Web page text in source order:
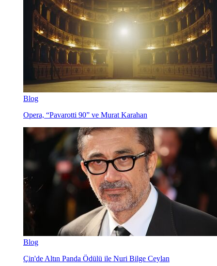
Blog
Opera, “Pavarotti 90” ve Murat Karahan
Blog
Çin'de Altın Panda Ödülü ile Nuri Bilge Ceylan